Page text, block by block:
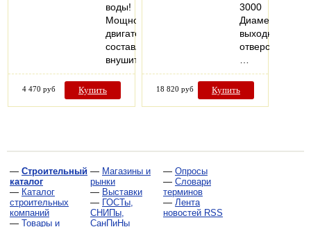
воды!
Мощность
двигателя
составляет
внушительные…
4 470 руб Купить
3000
Диаметр
выходного
отверстия,
18 820 руб Купить
— Строительный
каталог
— Каталог
строительных
компаний
— Товары и
— Магазины и
рынки
— Выставки
— ГОСТы,
СНИПы,
СанПиНы
— Опросы
— Словари
терминов
— Лента
новостей RSS